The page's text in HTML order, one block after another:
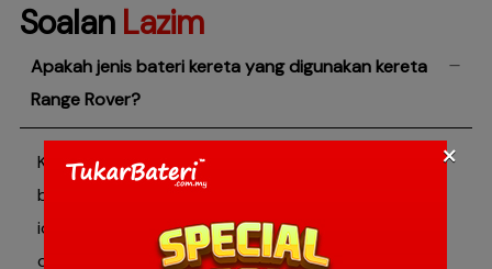
Soalan Lazim
Apakah jenis bateri kereta yang digunakan kereta
Range Rover?
Kereta Range Rover menggunakan pelbagai jenis
bateri kereta seperti asid plumbum, bateri lithium-
ion, bateri SLI, dan bateri kitaran (deep
cycle) bergantung kepada model dan jenis enjin
×